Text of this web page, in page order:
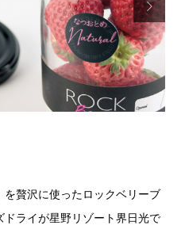

を贅沢に使ったロックベリーブ
ライが星野リゾート界日光で